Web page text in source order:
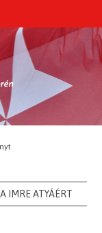
IMRE ATYÁÉRT